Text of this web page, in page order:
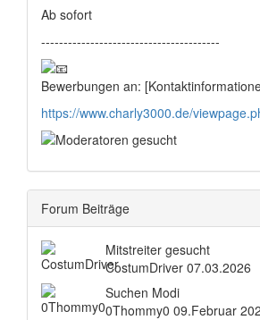
Ab sofort
----------------------------------------
Bewerbungen an:
https://www.charly3000.de/
Forum Beiträge
Mitstreiter gesucht
CostumDriver07.03.2026
Suchen Modi
0Thommy009.Februar